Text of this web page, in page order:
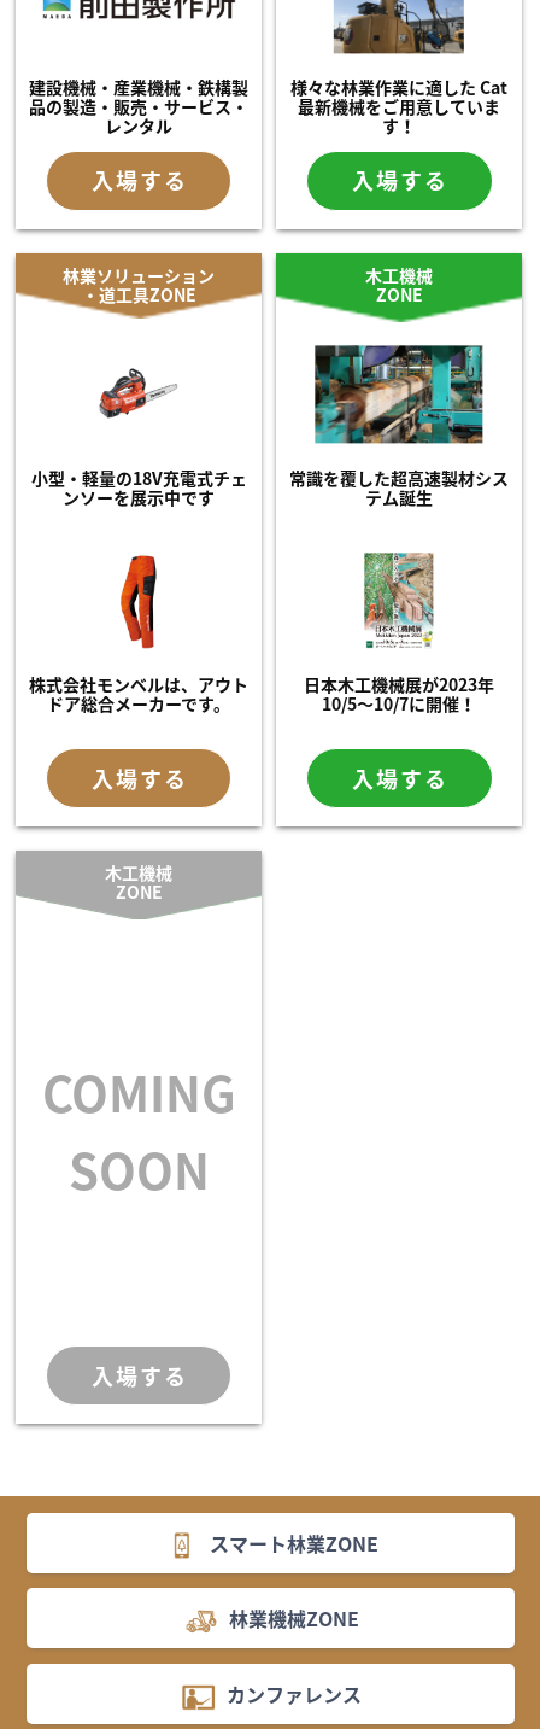
建設機械・産業機械・鉄構製
品の製造・販売・サービス・
レンタル
入場する
様々な林業作業に適した Cat
最新機械をご用意していま
す！
入場する
林業ソリューション
・道工具ZONE
小型・軽量の18V充電式チェ
ンソーを展示中です
株式会社モンベルは、アウト
ドア総合メーカーです。
入場する
木工機械
ZONE
常識を覆した超高速製材シス
テム誕生
日本木工機械展が2023年
10/5～10/7に開催！
入場する
木工機械
ZONE
COMING
SOON
入場する
スマート林業ZONE
林業機械ZONE
カンファレンス